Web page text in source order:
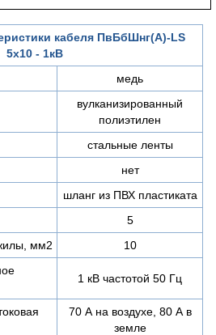
кабеля ПвБбШнг(А)-LS
5х10 - 1кВ
медь
вулканизированный
полиэтилен
стальные ленты
нет
шланг из ПВХ пластиката
5
мм2
10
1 кВ частотой 50 Гц
70 А на воздухе, 80 А в
земле